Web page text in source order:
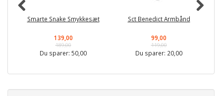
Smarte Snake Smykkesæt
139,00
189,00
Du sparer: 50,00
Sct Benedict Armbånd
99,00
119,00
Du sparer: 20,00